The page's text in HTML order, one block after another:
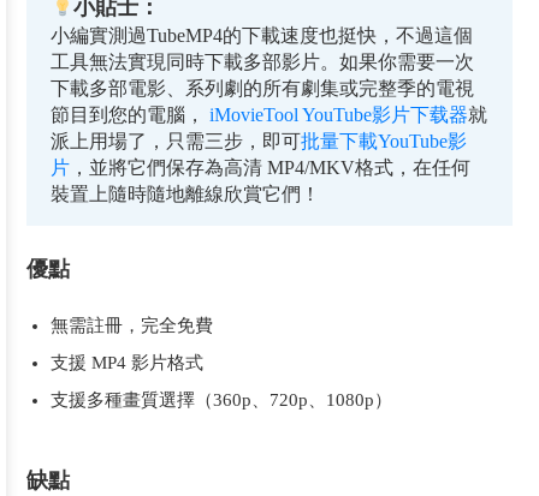
小貼士：
小編實測過TubeMP4的下載速度也挺快，不過這個
工具無法實現同時下載多部影片。如果你需要一次
下載多部電影、系列劇的所有劇集或完整季的電視
節目到您的電腦，
iMovieTool YouTube影片下载器就
派上用場了，只需三步，即可批量下載YouTube影
片 ，並將它們保存為高清 MP4/MKV格式，在任何
裝置上隨時隨地離線欣賞它們！
優點
無需註冊，完全免費
支援 MP4 影片格式
支援多種畫質選擇（360p、720p、1080p）
缺點